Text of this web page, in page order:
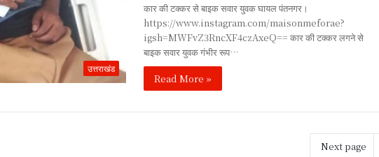
उत्तराखंड
कार की टक्कर से बाइक सवार युवक घायल पंतनगर।
https://www.instagram.com/maisonmeforae?
igsh=MWFvZ3RncXF4czAxeQ== कार की टक्कर लगने से
बाइक सवार युवक गंभीर रूप…
Read More »
Next page